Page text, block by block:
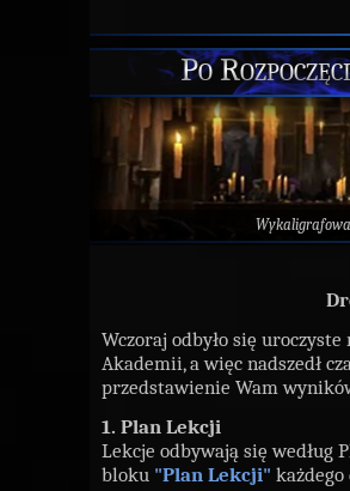
Po
Wczoraj odbyło się
Akademii, a więc nadszedł
przedstawienie Wam
1. Plan Lekcji
Lekcje odbywają się według
bloku "Plan Lekcji"